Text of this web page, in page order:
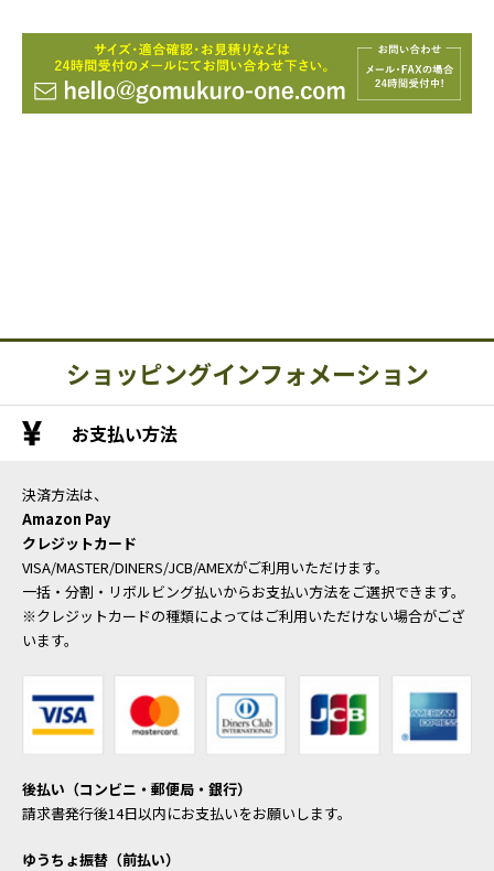
ショッピングインフォメーション
お支払い方法
決済方法は、
Amazon Pay
クレジットカード
VISA/MASTER/DINERS/JCB/AMEXがご利用いただけます。
一括・分割・リボルビング払いからお支払い方法をご選択できます。
※クレジットカードの種類によってはご利用いただけない場合がござ
います。
後払い（コンビニ・郵便局・銀行）
請求書発行後14日以内にお支払いをお願いします。
ゆうちょ振替（前払い）